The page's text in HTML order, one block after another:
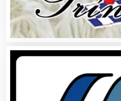
Aluminio
Ambulancias
Análisis Clínicos